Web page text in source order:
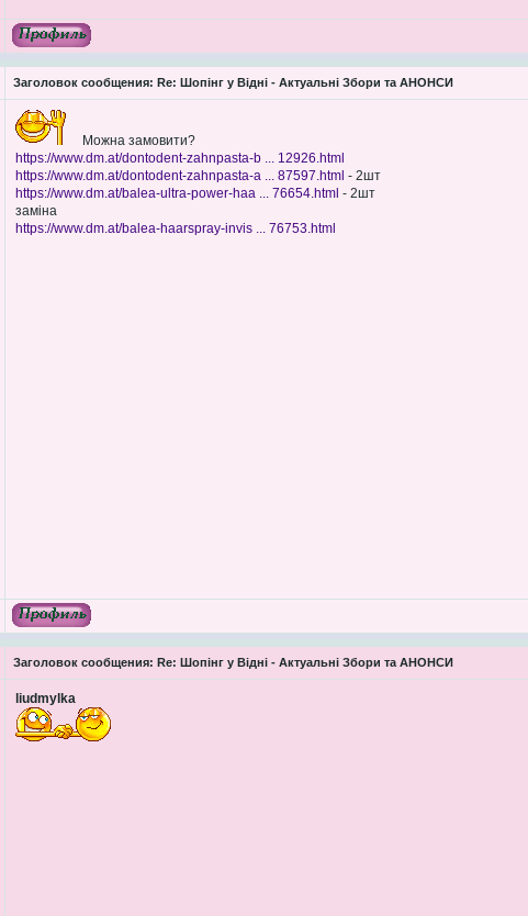
Заголовок сообщения: Re: Шопінг у Відні - Актуальні Збори та АНОНСИ
Можна замовити?
https://www.dm.at/dontodent-zahnpasta-b ... 12926.html
https://www.dm.at/dontodent-zahnpasta-a ... 87597.html - 2шт
https://www.dm.at/balea-ultra-power-haa ... 76654.html - 2шт
заміна
https://www.dm.at/balea-haarspray-invis ... 76753.html
Заголовок сообщения: Re: Шопінг у Відні - Актуальні Збори та АНОНСИ
liudmylka